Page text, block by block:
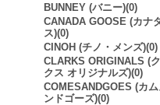
BUNNEY (バニー)(0)
CANADA GOOSE (カナ
ス)(0)
CINOH (チノ・メンズ)(0)
CLARKS ORIGINALS (
クス オリジナルズ)(0)
COMESANDGOES (カ
ンドゴーズ)(0)